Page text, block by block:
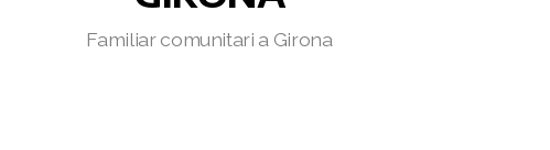
Familiar comunitari a Girona